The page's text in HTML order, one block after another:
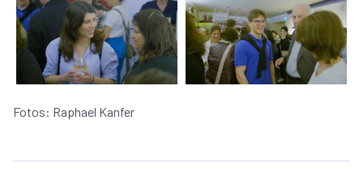
Fotos: Raphael Kanfer